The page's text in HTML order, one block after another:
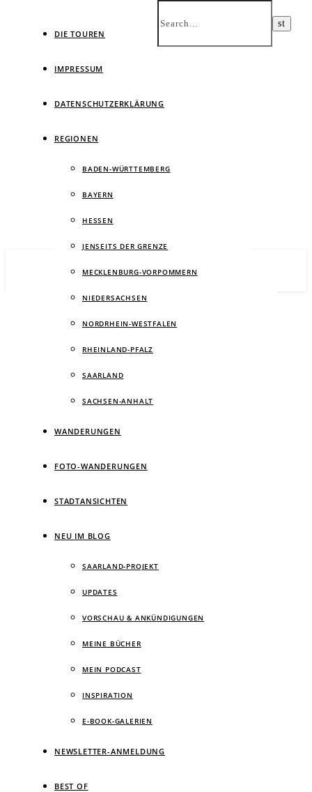
DIE TOUREN
IMPRESSUM
DATENSCHUTZERKLÄRUNG
REGIONEN
BADEN-WÜRTTEMBERG
BAYERN
HESSEN
JENSEITS DER GRENZE
MECKLENBURG-VORPOMMERN
NIEDERSACHSEN
NORDRHEIN-WESTFALEN
RHEINLAND-PFALZ
SAARLAND
SACHSEN-ANHALT
WANDERUNGEN
FOTO-WANDERUNGEN
STADTANSICHTEN
NEU IM BLOG
SAARLAND-PROJEKT
UPDATES
VORSCHAU & ANKÜNDIGUNGEN
MEINE BÜCHER
MEIN PODCAST
INSPIRATION
E-BOOK-GALERIEN
NEWSLETTER-ANMELDUNG
BEST OF